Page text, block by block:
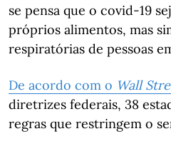
se pensa que o covid-19
próprios alimentos, mas
respiratórias de pessoas
De acordo com o Wall
diretrizes federais, 38
regras que restringem o